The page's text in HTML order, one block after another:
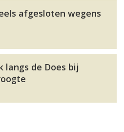
afgesloten wegens
langs de Does bij